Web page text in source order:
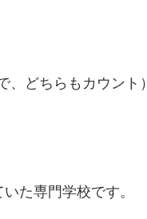
どちらもカウント）
た専門学校です。